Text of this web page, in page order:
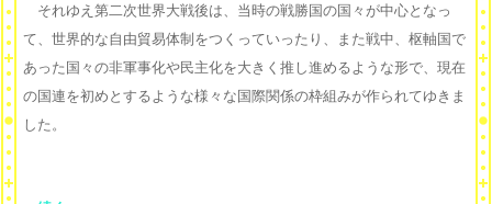
それゆえ第二次世界大戦後は、当時の戦勝国の国々が中心となっ
て、世界的な自由貿易体制をつくっていったり、また戦中、枢軸国で
あった国々の非軍事化や民主化を大きく推し進めるような形で、現在
の国連を初めとするような様々な国際関係の枠組みが作られてゆきま
した。